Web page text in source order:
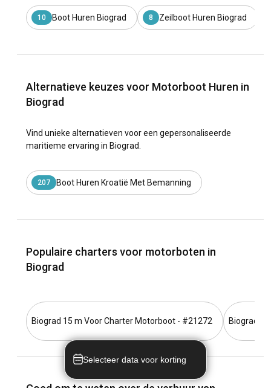
10 Boot Huren Biograd 8 Zeilboot Huren Biograd
Alternatieve keuzes voor Motorboot Huren in
Biograd
Vind unieke alternatieven voor een gepersonaliseerde
maritieme ervaring in Biograd.
207 Boot Huren Kroatië Met Bemanning
Populaire charters voor motorboten in
Biograd
Biograd 15 m Voor Charter Motorboot - #21272 Biograd
Selecteer data voor korting